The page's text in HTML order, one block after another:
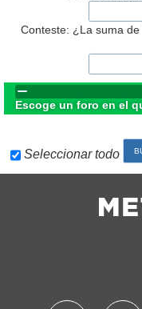
Conteste: ¿La suma
Escoge un foro en el
Seleccionar todo